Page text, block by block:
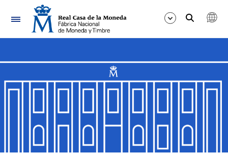
Navigation
Show/Hide
Show/Hide
Show/Hide